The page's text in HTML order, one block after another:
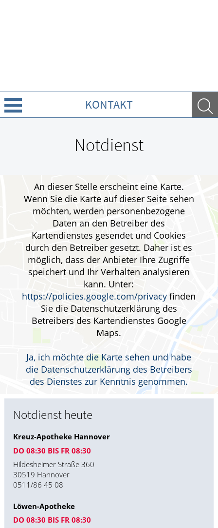
KONTAKT
GESUND IM ALTER
WELLNESS
Notdienst
An dieser Stelle erscheint eine Karte.
Wenn Sie die Karte auf dieser Seite sehen
möchten, werden personenbezogene
Daten an den Betreiber des
Kartendienstes gesendet und Cookies
durch den Betreiber gesetzt. Daher ist es
möglich, dass der Anbieter Ihre Zugriffe
speichert und Ihr Verhalten analysieren
kann. Unter:
https://policies.google.com/privacy finden
Sie die Datenschutzerklärung des
Betreibers des Kartendienstes Google
Maps.
Ja, ich möchte die Karte sehen und habe
die Datenschutzerklärung des Betreibers
des Dienstes zur Kenntnis genommen.
Notdienst heute
Kreuz-Apotheke Hannover
DO 08:30 BIS FR 08:30
Hildesheimer Straße 360
30519 Hannover
0511/86 45 08
Löwen-Apotheke
DO 08:30 BIS FR 08:30